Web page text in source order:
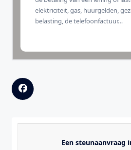
elektriciteit, gas, huurgelden,
belasting, de telefoonfactuur…
Een steunaanvraag